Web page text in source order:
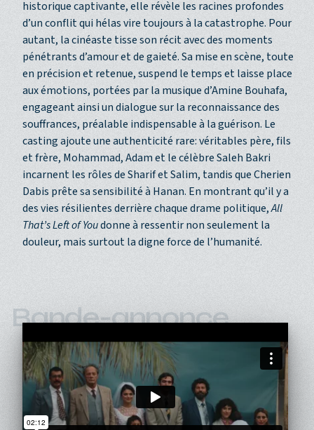
historique captivante, elle révèle les racines profondes
d’un conflit qui hélas vire toujours à la catastrophe. Pour
autant, la cinéaste tisse son récit avec des moments
pénétrants d’amour et de gaieté. Sa mise en scène, toute
en précision et retenue, suspend le temps et laisse place
aux émotions, portées par la musique d’Amine Bouhafa,
engageant ainsi un dialogue sur la reconnaissance des
souffrances, préalable indispensable à la guérison. Le
casting ajoute une authenticité rare: véritables père, fils
et frère, Mohammad, Adam et le célèbre Saleh Bakri
incarnent les rôles de Sharif et Salim, tandis que Cherien
Dabis prête sa sensibilité à Hanan. En montrant qu’il y a
des vies résilientes derrière chaque drame politique,All
That’s Left of Youdonne à ressentir non seulement la
douleur, mais surtout la digne force de l’humanité.
Bande-annonce